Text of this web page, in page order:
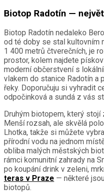
Biotop Radotín —
Biotop Radotín nedaleko
od té doby se stal kultovním
1 400 metrů čtverečních, je
prostor, kolem najdete
moderní občerstvení s
vlakem do stanice Radotín a
řeky. Doporučuju si vyhradit
odpočinková a sundá z vás
Druhým biotopem, který stojí
Menší rozsah, ale skvělá
Lhotka, takže si můžete
přírodní vodu na jednom
obliba malých městských
rámci komunitní zahrady na
po koupání drink v zeleni,
teras v Praze — některé
biotopů.